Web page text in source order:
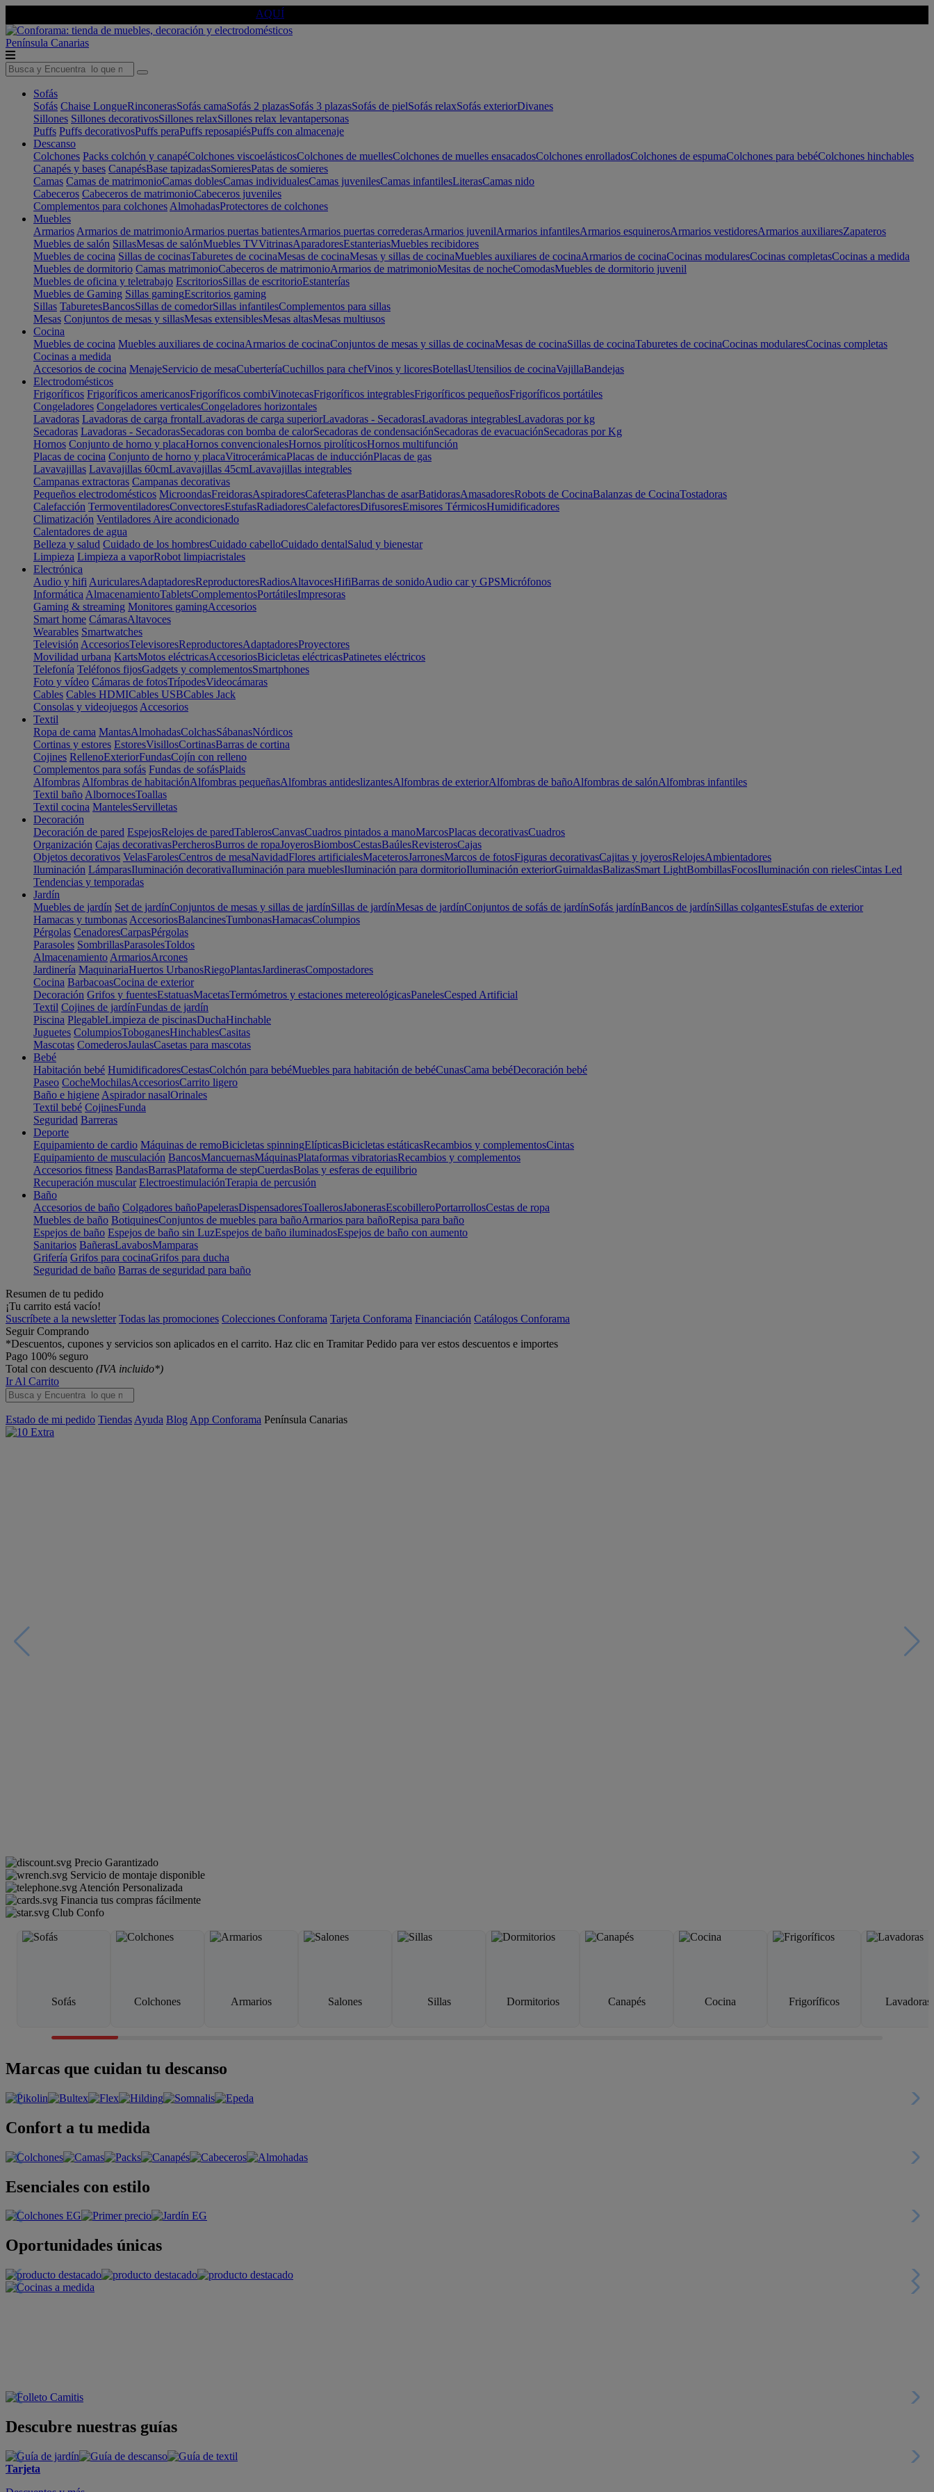
AQUÍ
Península Canarias
Sofás
Sofás Chaise LongueRinconerasSofás camaSofás 2 plazasSofás 3 plazasSofás de pielSofás relaxSofás exteriorDivanes
Sillones Sillones decorativosSillones relaxSillones relax levantapersonas
Puffs Puffs decorativosPuffs peraPuffs reposapiésPuffs con almacenaje
Descanso
Colchones Packs colchón y canapéColchones viscoelásticosColchones de muellesColchones de muelles ensacadosColchones enrolladosColchones de espumaColchones para bebéColchones hinchables
Canapés y bases CanapésBase tapizadasSomieresPatas de somieres
Camas Camas de matrimonioCamas doblesCamas individualesCamas juvenilesCamas infantilesLiterasCamas nido
Cabeceros Cabeceros de matrimonioCabeceros juveniles
Complementos para colchones AlmohadasProtectores de colchones
Muebles
Armarios Armarios de matrimonioArmarios puertas batientesArmarios puertas correderasArmarios juvenilArmarios infantilesArmarios esquinerosArmarios vestidoresArmarios auxiliaresZapateros
Muebles de salón SillasMesas de salónMuebles TVVitrinasAparadoresEstanteriasMuebles recibidores
Muebles de cocina Sillas de cocinasTaburetes de cocinaMesas de cocinaMesas y sillas de cocinaMuebles auxiliares de cocinaArmarios de cocinaCocinas modularesCocinas completasCocinas a medida
Muebles de dormitorio Camas matrimonioCabeceros de matrimonioArmarios de matrimonioMesitas de nocheComodasMuebles de dormitorio juvenil
Muebles de oficina y teletrabajo EscritoriosSillas de escritorioEstanterías
Muebles de Gaming Sillas gamingEscritorios gaming
Sillas TaburetesBancosSillas de comedorSillas infantilesComplementos para sillas
Mesas Conjuntos de mesas y sillasMesas extensiblesMesas altasMesas multiusos
Cocina
Muebles de cocina Muebles auxiliares de cocinaArmarios de cocinaConjuntos de mesas y sillas de cocinaMesas de cocinaSillas de cocinaTaburetes de cocinaCocinas modularesCocinas completas
Cocinas a medida
Accesorios de cocina MenajeServicio de mesaCuberteríaCuchillos para chefVinos y licoresBotellasUtensilios de cocinaVajillaBandejas
Electrodomésticos
Frigoríficos Frigoríficos americanosFrigoríficos combiVinotecasFrigoríficos integrablesFrigoríficos pequeñosFrigoríficos portátiles
Congeladores Congeladores verticalesCongeladores horizontales
Lavadoras Lavadoras de carga frontalLavadoras de carga superiorLavadoras - SecadorasLavadoras integrablesLavadoras por kg
Secadoras Lavadoras - SecadorasSecadoras con bomba de calorSecadoras de condensaciónSecadoras de evacuaciónSecadoras por Kg
Hornos Conjunto de horno y placaHornos convencionalesHornos pirolíticosHornos multifunción
Placas de cocina Conjunto de horno y placaVitrocerámicaPlacas de inducciónPlacas de gas
Lavavajillas Lavavajillas 60cmLavavajillas 45cmLavavajillas integrables
Campanas extractoras Campanas decorativas
Pequeños electrodomésticos MicroondasFreidorasAspiradoresCafeterasPlanchas de asarBatidorasAmasadoresRobots de CocinaBalanzas de CocinaTostadoras
Calefacción TermoventiladoresConvectoresEstufasRadiadoresCalefactoresDifusoresEmisores TérmicosHumidificadores
Climatización Ventiladores Aire acondicionado
Calentadores de agua
Belleza y salud Cuidado de los hombresCuidado cabelloCuidado dentalSalud y bienestar
Limpieza Limpieza a vaporRobot limpiacristales
Electrónica
Audio y hifi AuricularesAdaptadoresReproductoresRadiosAltavocesHifiBarras de sonidoAudio car y GPSMicrófonos
Informática AlmacenamientoTabletsComplementosPortátilesImpresoras
Gaming & streaming Monitores gamingAccesorios
Smart home CámarasAltavoces
Wearables Smartwatches
Televisión AccesoriosTelevisoresReproductoresAdaptadoresProyectores
Movilidad urbana KartsMotos eléctricasAccesoriosBicicletas eléctricasPatinetes eléctricos
Telefonía Teléfonos fijosGadgets y complementosSmartphones
Foto y vídeo Cámaras de fotosTrípodesVideocámaras
Cables Cables HDMICables USBCables Jack
Consolas y videojuegos Accesorios
Textil
Ropa de cama MantasAlmohadasColchasSábanasNórdicos
Cortinas y estores EstoresVisillosCortinasBarras de cortina
Cojines RellenoExteriorFundasCojín con relleno
Complementos para sofás Fundas de sofásPlaids
Alfombras Alfombras de habitaciónAlfombras pequeñasAlfombras antideslizantesAlfombras de exteriorAlfombras de bañoAlfombras de salónAlfombras infantiles
Textil baño AlbornocesToallas
Textil cocina MantelesServilletas
Decoración
Decoración de pared EspejosRelojes de paredTablerosCanvasCuadros pintados a manoMarcosPlacas decorativasCuadros
Organización Cajas decorativasPercherosBurros de ropaJoyerosBiombosCestasBaúlesRevisterosCajas
Objetos decorativos VelasFarolesCentros de mesaNavidadFlores artificialesMaceterosJarronesMarcos de fotosFiguras decorativasCajitas y joyerosRelojesAmbientadores
Iluminación LámparasIluminación decorativaIluminación para mueblesIluminación para dormitorioIluminación exteriorGuirnaldasBalizasSmart LightBombillasFocosIluminación con rielesCintas Led
Tendencias y temporadas
Jardín
Muebles de jardín Set de jardínConjuntos de mesas y sillas de jardínSillas de jardínMesas de jardínConjuntos de sofás de jardínSofás jardínBancos de jardínSillas colgantesEstufas de exterior
Hamacas y tumbonas AccesoriosBalancinesTumbonasHamacasColumpios
Pérgolas CenadoresCarpasPérgolas
Parasoles SombrillasParasolesToldos
Almacenamiento ArmariosArcones
Jardinería MaquinariaHuertos UrbanosRiegoPlantasJardinerasCompostadores
Cocina BarbacoasCocina de exterior
Decoración Grifos y fuentesEstatuasMacetasTermómetros y estaciones metereológicasPanelesCesped Artificial
Textil Cojines de jardínFundas de jardín
Piscina PlegableLimpieza de piscinasDuchaHinchable
Juguetes ColumpiosToboganesHinchablesCasitas
Mascotas ComederosJaulasCasetas para mascotas
Bebé
Habitación bebé HumidificadoresCestasColchón para bebéMuebles para habitación de bebéCunasCama bebéDecoración bebé
Paseo CocheMochilasAccesoriosCarrito ligero
Baño e higiene Aspirador nasalOrinales
Textil bebé CojinesFunda
Seguridad Barreras
Deporte
Equipamiento de cardio Máquinas de remoBicicletas spinningElípticasBicicletas estáticasRecambios y complementosCintas
Equipamiento de musculación BancosMancuernasMáquinasPlataformas vibratoriasRecambios y complementos
Accesorios fitness BandasBarrasPlataforma de stepCuerdasBolas y esferas de equilibrio
Recuperación muscular ElectroestimulaciónTerapia de percusión
Baño
Accesorios de baño Colgadores bañoPapelerasDispensadoresToallerosJabonerasEscobilleroPortarrollosCestas de ropa
Muebles de baño BotiquinesConjuntos de muebles para bañoArmarios para bañoRepisa para baño
Espejos de baño Espejos de baño sin LuzEspejos de baño iluminadosEspejos de baño con aumento
Sanitarios BañerasLavabosMamparas
Grifería Grifos para cocinaGrifos para ducha
Seguridad de baño Barras de seguridad para baño
Resumen de tu pedido
¡Tu carrito está vacío!
Suscríbete a la newsletter Todas las promociones Colecciones Conforama Tarjeta Conforama Financiación Catálogos Conforama
Seguir Comprando
*Descuentos, cupones y servicios son aplicados en el carrito. Haz clic en Tramitar Pedido para ver estos descuentos e importes
Pago 100% seguro
Total con descuento (IVA incluido*)
Ir Al Carrito
Estado de mi pedido Tiendas Ayuda Blog App Conforama Península Canarias
Precio Garantizado
Servicio de montaje disponible
Atención Personalizada
Financia tus compras fácilmente
Club Confo
Sofás Colchones Armarios Salones Sillas Dormitorios Canapés Cocina Frigoríficos Lavadoras
Marcas que cuidan tu descanso
Confort a tu medida
Esenciales con estilo
Oportunidades únicas
Descubre nuestras guías
Tarjeta